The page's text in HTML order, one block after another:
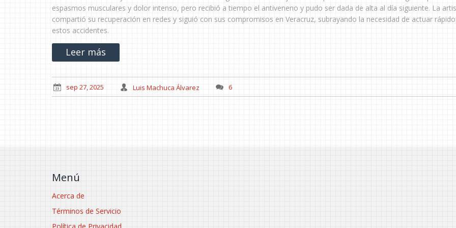
espasmos musculares y dolor intenso, pero recibió a tiempo el antiveneno y pudo ser dada de alta al día siguiente. La
compartió su recuperación en redes y siguió con sus compromisos en Veracruz, subrayando la necesidad de actuar
estos accidentes.
Leer más
sep 27, 2025 Luis Machuca Álvarez 6
Menú
Acerca de
Términos de Servicio